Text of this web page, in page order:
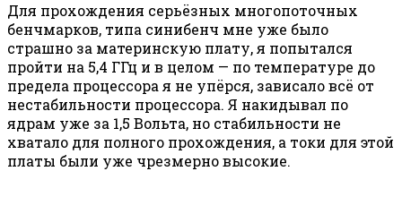
Для прохождения серьёзных многопоточных
бенчмарков, типа синибенч мне уже было
страшно за материнскую плату, я попытался
пройти на 5,4 ГГц и в целом — по температуре до
предела процессора я не упёрся, зависало всё от
нестабильности процессора. Я накидывал по
ядрам уже за 1,5 Вольта, но стабильности не
хватало для полного прохождения, а токи для этой
платы были уже чрезмерно высокие.